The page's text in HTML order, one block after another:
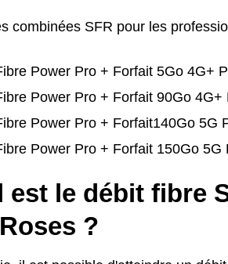
combinées SFR pour les
Power Pro + Forfait 5Go 4G+
Power Pro + Forfait 90Go 4G+
Power Pro + Forfait140Go 5G
Power Pro + Forfait 150Go 5G
est le débit fibre
?